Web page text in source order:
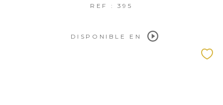
REF : 395
DISPONIBLE EN